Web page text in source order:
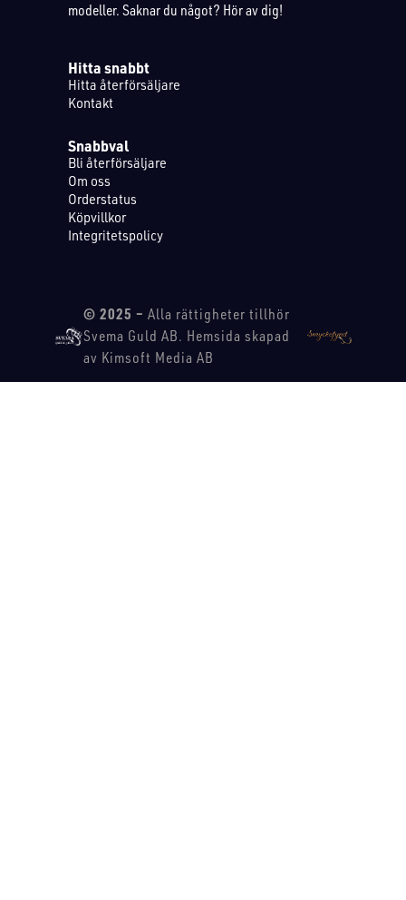
modeller. Saknar du något? Hör av dig!
Hitta snabbt
Hitta återförsäljare
Kontakt
Snabbval
Bli återförsäljare
Om oss
Orderstatus
Köpvillkor
Integritetspolicy
© 2025 – Alla rättigheter tillhör
Svema Guld AB. Hemsida skapad
av Kimsoft Media AB